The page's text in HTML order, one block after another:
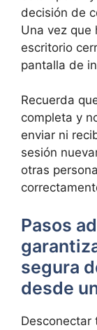
decisión de⁢
Una vez que
escritorio
pantalla de
Recuerda
completa y
enviar ⁢ni
sesión
otras
Pasos
segura‌
desde
Desconectar